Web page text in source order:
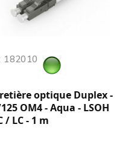
182010
optique Duplex -
OM4 - Aqua - LSOH
/ LC - 1 m